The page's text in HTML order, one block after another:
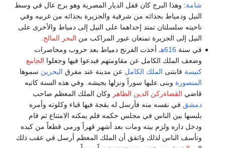
شامة: وهذا البرج كان قفل الديار المصرية وهو برج عال في وسط
النيل ودمياط بحذائه من شرقية والجزيرة بحذائه من غربيه وفي
ناحيته سلسلتان تمتد إحداهما على النيل إلى دمياط والأخرى على
النيل إلى الجزيرة تمنعان عبور المراكب من البحر المالح
في سنة 616هـ
أخذت الفرنج دمياط بعد حروب ومحاصرات
وضعف الملك الكامل عن مقاومتهم فبدعوا فيها وجعلوا الجامع
كنيسة فابتنى الملك الكامل عن مدينة عند مفرق البحرين سموها
المنصورة وبنى عليها سوراً ونزلها بجيشه. وفي هذه السنة كاتبه
قاضي القضاةركن الدين الظاهر وكان الملك المعظم صاحب
دمشق في نفسه منه فأرسل له بقجة فيها قباء وكلوته وأمره
بلبسها بين الناس في مجلس حكمه فلم يمكنه الامتناع ثم قام
ودخل داره ولزم بيته ومات بعد أشهر قهراً ورمى قطعاً من كبده
وتأسف الناس لذلك واتفق أن الملك المعظم أرسل في عقب ذلك